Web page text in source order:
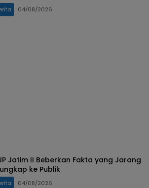
04/08/2026
Jatim II Beberkan Fakta yang Jarang
ke Publik
04/08/2026